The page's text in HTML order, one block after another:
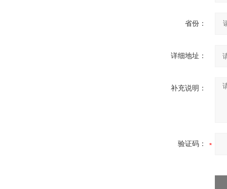
省份：
详细地址：
补充说明：
验证码：